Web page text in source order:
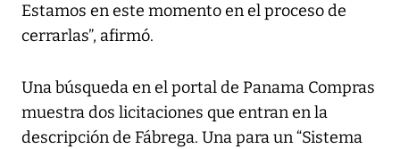
Estamos en este momento en el proceso de
cerrarlas”, afirmó.
Una búsqueda en el portal de Panama Compras
muestra dos licitaciones que entran en la
descripción de Fábrega. Una para un “Sistema